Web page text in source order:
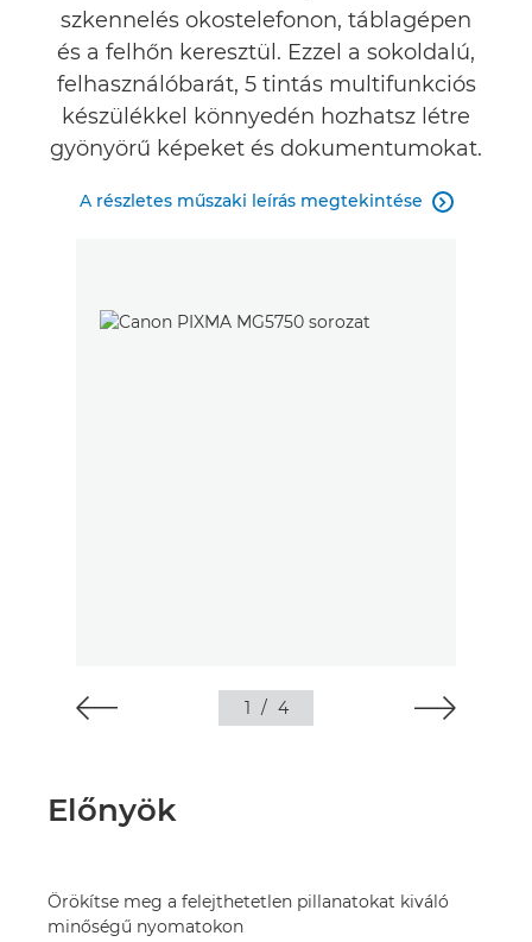
szkennelés okostelefonon, táblagépen
és a felhőn keresztül. Ezzel a sokoldalú,
felhasználóbarát, 5 tintás multifunkciós
készülékkel könnyedén hozhatsz létre
gyönyörű képeket és dokumentumokat.
A részletes műszaki leírás megtekintése 
1 / 4
Előnyök
Örökítse meg a felejthetetlen pillanatokat kiváló
minőségű nyomatokon